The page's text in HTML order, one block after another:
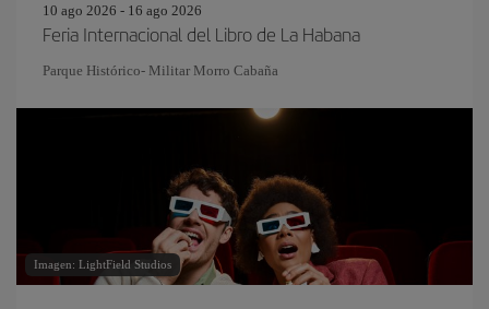
10 ago 2026 - 16 ago 2026
Feria Internacional del Libro de La Habana
Parque Histórico- Militar Morro Cabaña
Imagen: LightField Studios